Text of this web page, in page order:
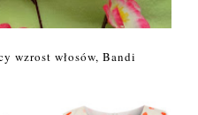
wzrost włosów, Bandi